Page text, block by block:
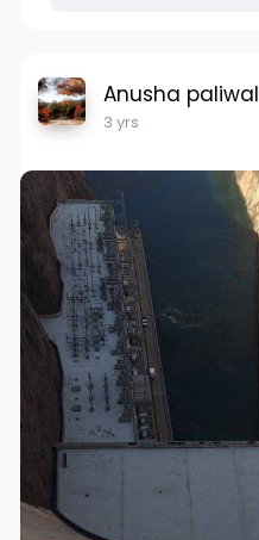
Anusha paliwal
3 yrs